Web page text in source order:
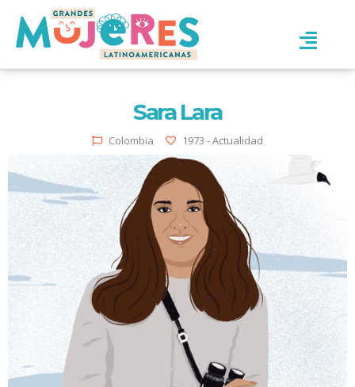
Sara Lara
Colombia 1973 - Actualidad